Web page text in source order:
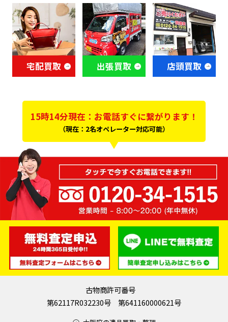
宅配買取 出張買取 店頭買取
15時14分現在：お電話すぐに繋がります！
（現在：2名オペレーター対応可能）
古物商許可番号
第62117R032230号 第641160000621号